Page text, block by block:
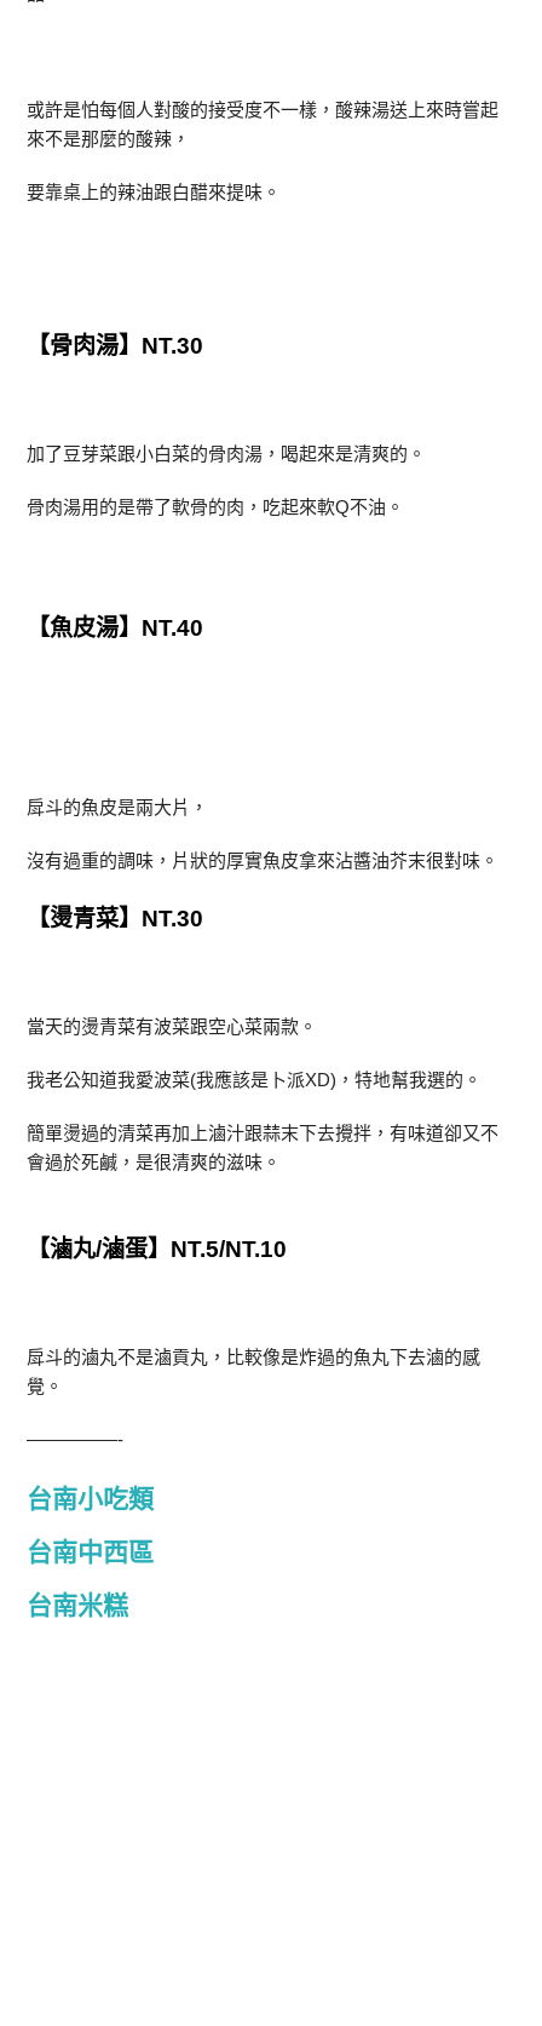
或許是怕每個人對酸的接受度不一樣，酸辣湯送上來時嘗起
來不是那麼的酸辣，
要靠桌上的辣油跟白醋來提味。
【骨肉湯】NT.30
加了豆芽菜跟小白菜的骨肉湯，喝起來是清爽的。
骨肉湯用的是帶了軟骨的肉，吃起來軟Q不油。
【魚皮湯】NT.40
戽斗的魚皮是兩大片，
沒有過重的調味，片狀的厚實魚皮拿來沾醬油芥末很對味。
【燙青菜】NT.30
當天的燙青菜有波菜跟空心菜兩款。
我老公知道我愛波菜(我應該是卜派XD)，特地幫我選的。
簡單燙過的清菜再加上滷汁跟蒜末下去攪拌，有味道卻又不
會過於死鹹，是很清爽的滋味。
【滷丸/滷蛋】NT.5/NT.10
戽斗的滷丸不是滷貢丸，比較像是炸過的魚丸下去滷的感
覺。
—————-
台南小吃類
台南中西區
台南米糕